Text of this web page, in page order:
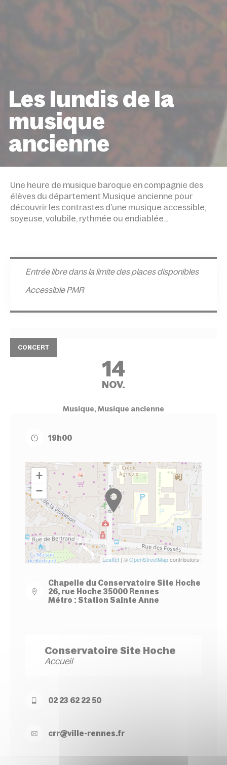
Les lundis de la
musique
ancienne
ANCIENNE
Une heure de musique baroque en compagnie des
élèves du département Musique ancienne pour
découvrir les contrastes d’une musique accessible,
soyeuse, volubile, rythmée ou endiablée…
Entrée libre dans la limite des places disponibles
Accessible PMR
CONCERT
14
NOV.
Musique, Musique ancienne
19h00
+
−
Leaflet | ©OpenStreetMapcontributors
Chapelle du Conservatoire Site Hoche
26, rue Hoche 35000 Rennes
Métro : Station Sainte Anne
Conservatoire Site Hoche
Accueil
02 23 62 22 50
crr@ville-rennes.fr